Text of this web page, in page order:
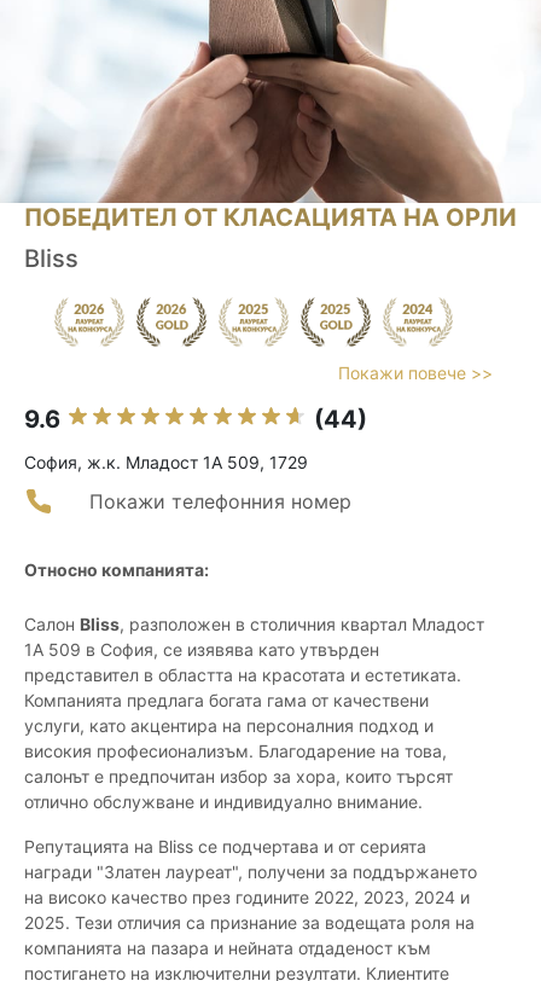
ПОБЕДИТЕЛ ОТ КЛАСАЦИЯТА НА ОРЛИ
Bliss
Покажи повече >>
9.6 (44)
София, ж.к. Младост 1А 509, 1729
Покажи телефонния номер
Относно компанията:
Салон Bliss, разположен в столичния квартал Младост
1А 509 в София, се изявява като утвърден
представител в областта на красотата и естетиката.
Компанията предлага богата гама от качествени
услуги, като акцентира на персоналния подход и
високия професионализъм. Благодарение на това,
салонът е предпочитан избор за хора, които търсят
отлично обслужване и индивидуално внимание.
Репутацията на Bliss се подчертава и от серията
награди "Златен лауреат", получени за поддържането
на високо качество през годините 2022, 2023, 2024 и
2025. Тези отличия са признание за водещата роля на
компанията на пазара и нейната отдаденост към
постигането на изключителни резултати. Клиентите